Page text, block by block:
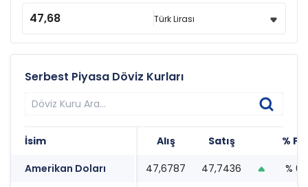
Serbest Piyasa Döviz Kurları
İsim Alış Satış
%
Amerikan Doları
47,6787 47,7436
%